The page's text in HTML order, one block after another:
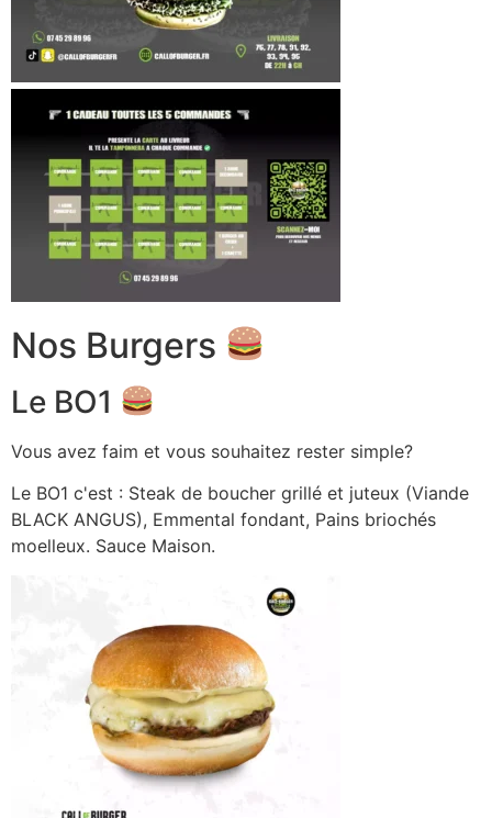
Nos Burgers
Le BO1
Vous avez faim et vous souhaitez rester simple?
Le BO1 c'est : Steak de boucher grillé et juteux (Viande
BLACK ANGUS), Emmental fondant, Pains briochés
moelleux. Sauce Maison.